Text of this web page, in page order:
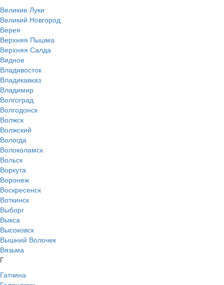
Великие Луки
Великий Новгород
Верея
Верхняя Пышма
Верхняя Салда
Видное
Владивосток
Владикавказ
Владимир
Волгоград
Волгодонск
Волжск
Волжский
Вологда
Волоколамск
Вольск
Воркута
Воронеж
Воскресенск
Воткинск
Выборг
Выкса
Высоковск
Вышний Волочек
Вязьма
Г
Гатчина